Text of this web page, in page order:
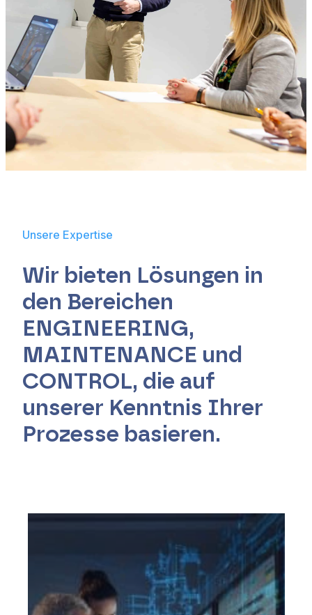
Unsere Expertise
Wir bieten Lösungen in
den Bereichen
ENGINEERING,
MAINTENANCE und
CONTROL, die auf
unserer Kenntnis Ihrer
Prozesse basieren.